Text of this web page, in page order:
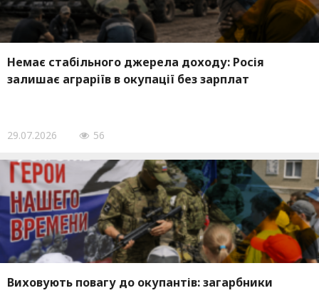
Немає стабільного джерела доходу: Росія
залишає аграріїв в окупації без зарплат
29.07.2026 56
Виховують повагу до окупантів: загарбники